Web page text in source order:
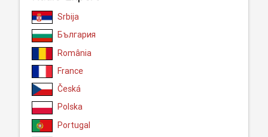
Srbija
България
România
France
Česká
Polska
Portugal